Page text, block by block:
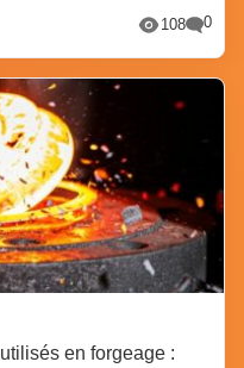
108 0
en forgeage :